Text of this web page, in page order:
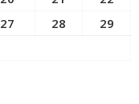
27 28
29